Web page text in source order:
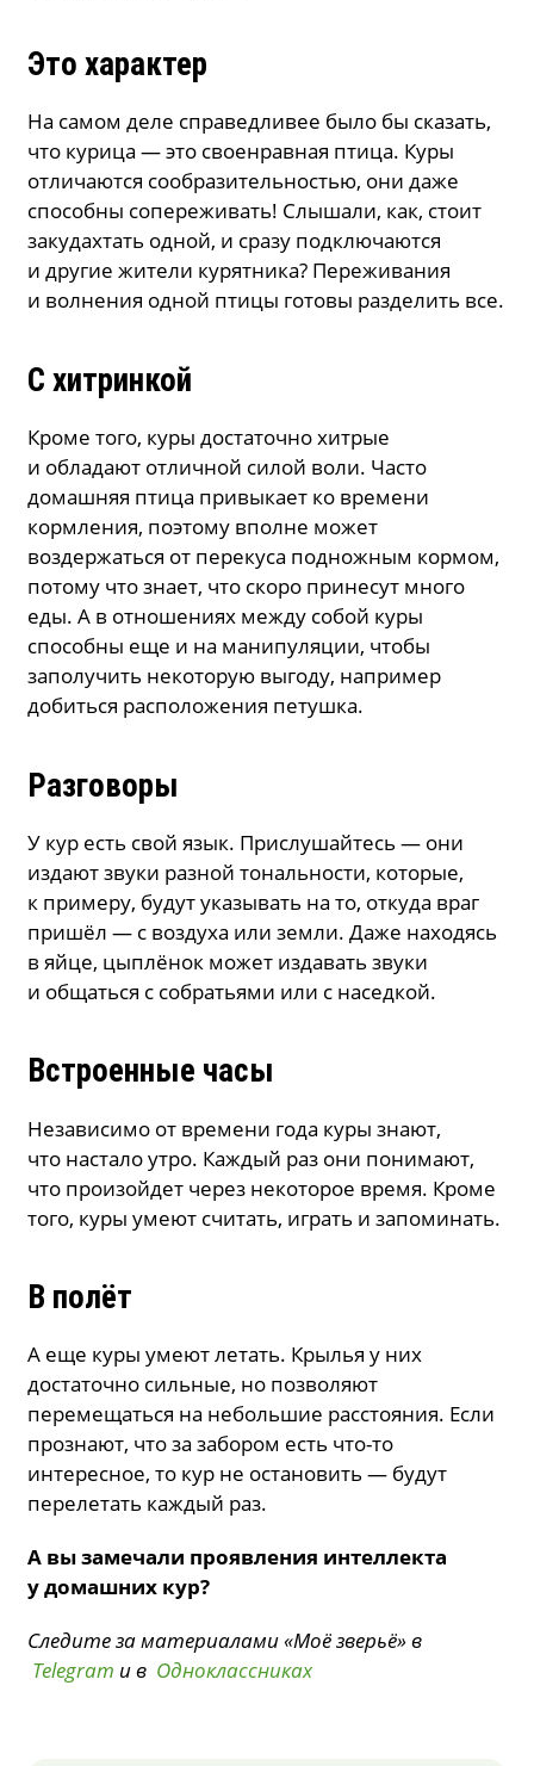
Это характер
На самом деле справедливее было бы сказать,
что курица — это своенравная птица. Куры
отличаются сообразительностью, они даже
способны сопереживать! Слышали, как, стоит
закудахтать одной, и сразу подключаются
и другие жители курятника? Переживания
и волнения одной птицы готовы разделить все.
С хитринкой
Кроме того, куры достаточно хитрые
и обладают отличной силой воли. Часто
домашняя птица привыкает ко времени
кормления, поэтому вполне может
воздержаться от перекуса подножным кормом,
потому что знает, что скоро принесут много
еды. А в отношениях между собой куры
способны еще и на манипуляции, чтобы
заполучить некоторую выгоду, например
добиться расположения петушка.
Разговоры
У кур есть свой язык. Прислушайтесь — они
издают звуки разной тональности, которые,
к примеру, будут указывать на то, откуда враг
пришёл — с воздуха или земли. Даже находясь
в яйце, цыплёнок может издавать звуки
и общаться с собратьями или с наседкой.
Встроенные часы
Независимо от времени года куры знают,
что настало утро. Каждый раз они понимают,
что произойдет через некоторое время. Кроме
того, куры умеют считать, играть и запоминать.
В полёт
А еще куры умеют летать. Крылья у них
достаточно сильные, но позволяют
перемещаться на небольшие расстояния. Если
прознают, что за забором есть что-то
интересное, то кур не остановить — будут
перелетать каждый раз.
А вы замечали проявления интеллекта
у домашних кур?
Следите за материалами «Моё зверьё» в
Telegram и в Одноклассниках